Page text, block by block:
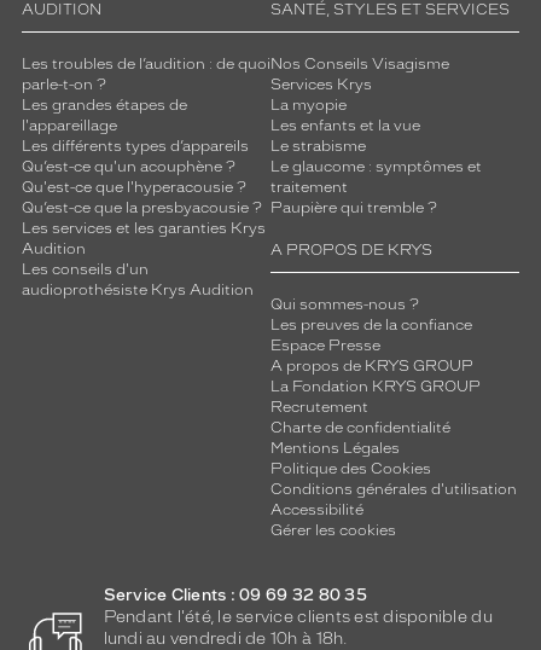
AUDITION
Les troubles de l’audition : de quoi
parle-t-on ?
Les grandes étapes de
l'appareillage
Les différents types d’appareils
Qu’est-ce qu'un acouphène ?
Qu'est-ce que l'hyperacousie ?
Qu’est-ce que la presbyacousie ?
Les services et les garanties Krys
Audition
Les conseils d'un
audioprothésiste Krys Audition
SANTÉ, STYLES ET SERVICES
Nos Conseils Visagisme
Services Krys
La myopie
Les enfants et la vue
Le strabisme
Le glaucome : symptômes et
traitement
Paupière qui tremble ?
A PROPOS DE KRYS
Qui sommes-nous ?
Les preuves de la confiance
Espace Presse
A propos de KRYS GROUP
La Fondation KRYS GROUP
Recrutement
Charte de confidentialité
Mentions Légales
Politique des Cookies
Conditions générales d'utilisation
Accessibilité
Gérer les cookies
Service Clients : 09 69 32 80 35
Pendant l'été, le service clients est disponible du
lundi au vendredi de 10h à 18h.